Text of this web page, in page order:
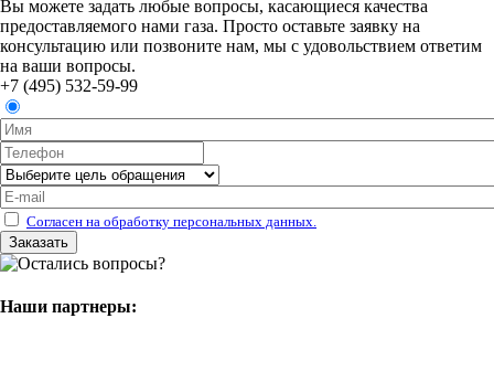
Вы можете задать любые вопросы, касающиеся качества
предоставляемого нами газа. Просто оставьте заявку на
консультацию или позвоните нам, мы с удовольствием ответим
на ваши вопросы.
+7 (495) 532-59-99
Согласен на обработку персональных данных.
Наши партнеры: